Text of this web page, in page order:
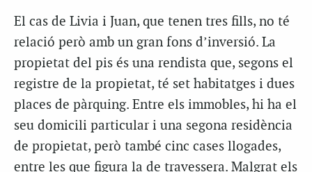
El cas de Livia i Juan, que tenen tres fills, no té
relació però amb un gran fons d’inversió. La
propietat del pis és una rendista que, segons el
registre de la propietat, té set habitatges i dues
places de pàrquing. Entre els immobles, hi ha el
seu domicili particular i una segona residència
de propietat, però també cinc cases llogades,
entre les que figura la de travessera. Malgrat els